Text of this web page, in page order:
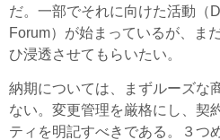
だ。一部でそれに向けた活動（
Forum）が始まっているが、ま
ひ浸透させてもらいたい。
納期については、まずルーズな
ない。変更管理を厳格にし、契
ティを明記すべきである。３つ